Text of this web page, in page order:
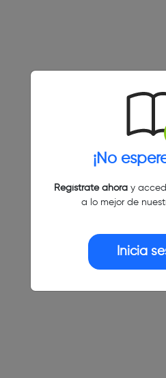
¡No
Regístrate ahoray
a lo mejor de
Inicia